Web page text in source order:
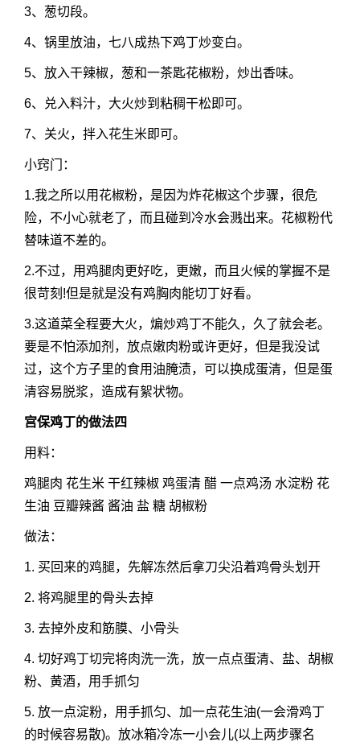
3、葱切段。
4、锅里放油，七八成热下鸡丁炒变白。
5、放入干辣椒，葱和一茶匙花椒粉，炒出香味。
6、兑入料汁，大火炒到粘稠干松即可。
7、关火，拌入花生米即可。
小窍门：
1.我之所以用花椒粉，是因为炸花椒这个步骤，很危
险，不小心就老了，而且碰到冷水会溅出来。花椒粉代
替味道不差的。
2.不过，用鸡腿肉更好吃，更嫩，而且火候的掌握不是
很苛刻!但是就是没有鸡胸肉能切丁好看。
3.这道菜全程要大火，煸炒鸡丁不能久，久了就会老。
要是不怕添加剂，放点嫩肉粉或许更好，但是我没试
过，这个方子里的食用油腌渍，可以换成蛋清，但是蛋
清容易脱浆，造成有絮状物。
宫保鸡丁的做法四
用料：
鸡腿肉 花生米 干红辣椒 鸡蛋清 醋 一点鸡汤 水淀粉 花
生油 豆瓣辣酱 酱油 盐 糖 胡椒粉
做法：
1. 买回来的鸡腿，先解冻然后拿刀尖沿着鸡骨头划开
2. 将鸡腿里的骨头去掉
3. 去掉外皮和筋膜、小骨头
4. 切好鸡丁切完将肉洗一洗，放一点点蛋清、盐、胡椒
粉、黄酒，用手抓匀
5. 放一点淀粉，用手抓匀、加一点花生油(一会滑鸡丁
的时候容易散)。放冰箱冷冻一小会儿(以上两步骤名